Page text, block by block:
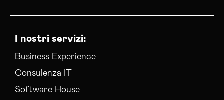
I nostri servizi:
Business Experience
Consulenza IT
Software House